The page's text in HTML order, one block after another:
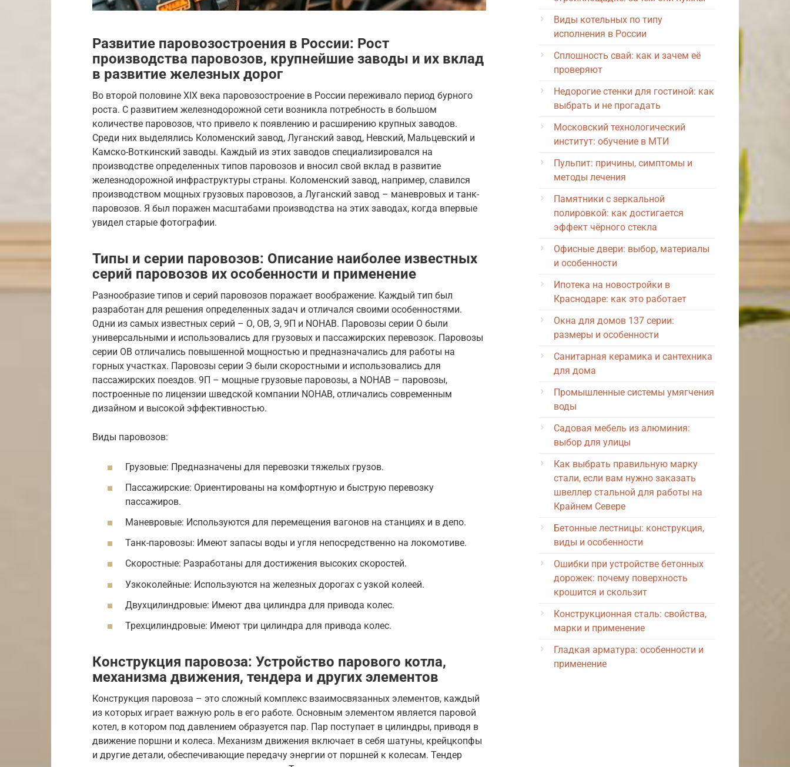
Развитие паровозостроения в России: Рост
производства паровозов, крупнейшие заводы и их вклад
в развитие железных дорог
Во второй половине XIX века паровозостроение в России переживало период бурного
роста. С развитием железнодорожной сети возникла потребность в большом
количестве паровозов, что привело к появлению и расширению крупных заводов.
Среди них выделялись Коломенский завод, Луганский завод, Невский, Мальцевский и
Камско-Воткинский заводы. Каждый из этих заводов специализировался на
производстве определенных типов паровозов и вносил свой вклад в развитие
железнодорожной инфраструктуры страны. Коломенский завод, например, славился
производством мощных грузовых паровозов, а Луганский завод – маневровых и танк-
паровозов. Я был поражен масштабами производства на этих заводах, когда впервые
увидел старые фотографии.
Типы и серии паровозов: Описание наиболее известных
серий паровозов их особенности и применение
Разнообразие типов и серий паровозов поражает воображение. Каждый тип был
разработан для решения определенных задач и отличался своими особенностями.
Одни из самых известных серий – О, ОВ, Э, 9П и NOHAB. Паровозы серии О были
универсальными и использовались для грузовых и пассажирских перевозок. Паровозы
серии ОВ отличались повышенной мощностью и предназначались для работы на
горных участках. Паровозы серии Э были скоростными и использовались для
пассажирских поездов. 9П – мощные грузовые паровозы, а NOHAB – паровозы,
построенные по лицензии шведской компании NOHAB, отличались современным
дизайном и высокой эффективностью.
Виды паровозов:
Грузовые: Предназначены для перевозки тяжелых грузов.
Пассажирские: Ориентированы на комфортную и быструю перевозку
пассажиров.
Маневровые: Используются для перемещения вагонов на станциях и в депо.
Танк-паровозы: Имеют запасы воды и угля непосредственно на локомотиве.
Скоростные: Разработаны для достижения высоких скоростей.
Узкоколейные: Используются на железных дорогах с узкой колеей.
Двухцилиндровые: Имеют два цилиндра для привода колес.
Трехцилиндровые: Имеют три цилиндра для привода колес.
Конструкция паровоза: Устройство парового котла,
механизма движения, тендера и других элементов
Конструкция паровоза – это сложный комплекс взаимосвязанных элементов, каждый
из которых играет важную роль в его работе. Основным элементом является паровой
котел, в котором под давлением образуется пар. Пар поступает в цилиндры, приводя в
движение поршни и колеса. Механизм движения включает в себя шатуны, крейцкопфы
и другие детали, обеспечивающие передачу энергии от поршней к колесам. Тендер
Виды котельных по типу
исполнения в России
Сплошность свай: как и зачем её
проверяют
Недорогие стенки для гостиной: как
выбрать и не прогадать
Московский технологический
институт: обучение в МТИ
Пульпит: причины, симптомы и
методы лечения
Памятники с зеркальной
полировкой: как достигается
эффект чёрного стекла
Офисные двери: выбор, материалы
и особенности
Ипотека на новостройки в
Краснодаре: как это работает
Окна для домов 137 серии:
размеры и особенности
Санитарная керамика и сантехника
для дома
Промышленные системы умягчения
воды
Садовая мебель из алюминия:
выбор для улицы
Как выбрать правильную марку
стали, если вам нужно заказать
швеллер стальной для работы на
Крайнем Севере
Бетонные лестницы: конструкция,
виды и особенности
Ошибки при устройстве бетонных
дорожек: почему поверхность
крошится и скользит
Конструкционная сталь: свойства,
марки и применение
Гладкая арматура: особенности и
применение